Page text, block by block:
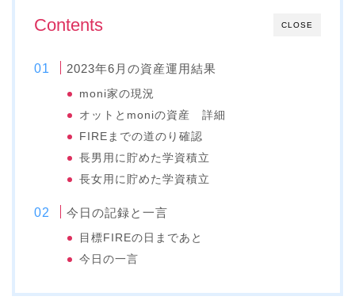
CLOSE
Contents
2023年6月の資産運用結果
moni家の現況
オットとmoniの資産 詳細
FIREまでの道のり確認
長男用に貯めた学資積立
長女用に貯めた学資積立
今日の記録と一言
目標FIREの日まであと
今日の一言